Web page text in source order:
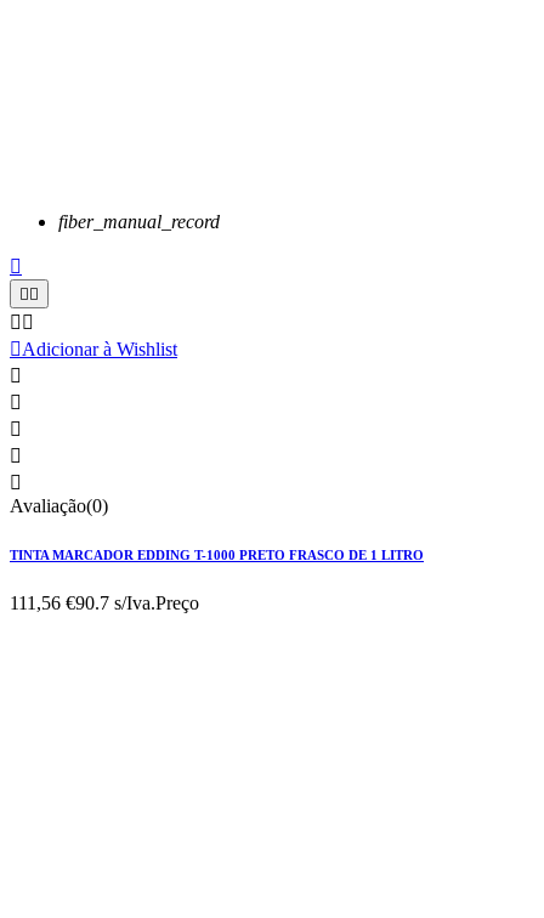
fiber_manual_record


 
Adicionar à Wishlist





Avaliação(0)
TINTA MARCADOR EDDING T-1000 PRETO FRASCO DE 1 LITRO
111,56 €90.7 s/Iva.Preço